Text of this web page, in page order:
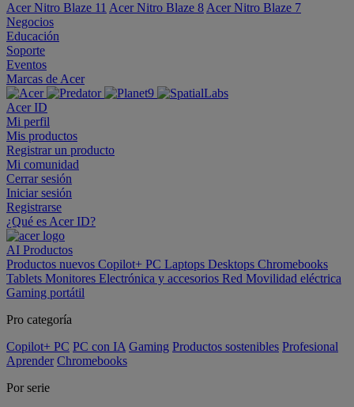
Acer Nitro Blaze 11 Acer Nitro Blaze 8 Acer Nitro Blaze 7
Negocios
Educación
Soporte
Eventos
Marcas de Acer
Acer ID
Mi perfil
Mis productos
Registrar un producto
Mi comunidad
Cerrar sesión
Iniciar sesión
Registrarse
¿Qué es Acer ID?
AI Productos
Productos nuevos Copilot+ PC Laptops Desktops Chromebooks
Tablets Monitores Electrónica y accesorios Red Movilidad eléctrica
Gaming portátil
Pro categoría
Copilot+ PC PC con IA Gaming Productos sostenibles Profesional
Aprender Chromebooks
Por serie